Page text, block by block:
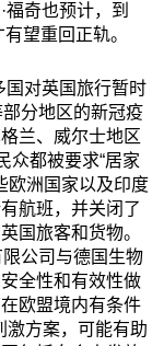
奇也预计，到
望重回正轨。
国对英国旅行暂时
分地区的新冠疫
兰、威尔士地区
众都被要求“居家
欧洲国家以及印度
航班，并关闭了
国旅客和货物。
公司与德国生物
全性和有效性做
欧盟境内有条件
激方案，可能有助